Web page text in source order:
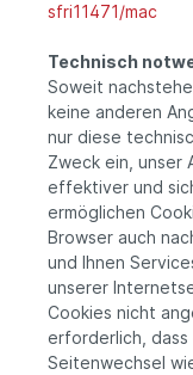
sfri11471/mac
Technisch
Soweit
keine anderen
nur diese
Zweck ein, unser
effektiver und
ermöglichen
Browser auch
und Ihnen
unserer
Cookies nicht
erforderlich, dass
Seitenwechsel